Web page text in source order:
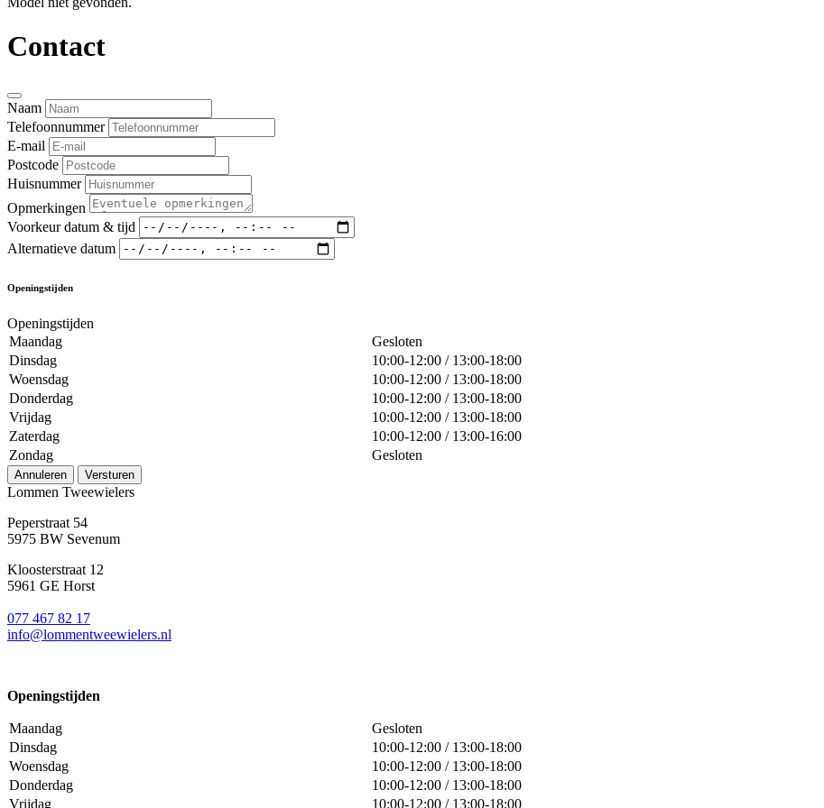
Contact
Naam
Telefoonnummer
E-mail
Postcode
Huisnummer
Opmerkingen
Voorkeur datum & tijd
Alternatieve datum
Openingstijden
Openingstijden
Maandag
Gesloten
Dinsdag
10:00-12:00 / 13:00-18:00
Woensdag
10:00-12:00 / 13:00-18:00
Donderdag
10:00-12:00 / 13:00-18:00
Vrijdag
10:00-12:00 / 13:00-18:00
Zaterdag
10:00-12:00 / 13:00-16:00
Zondag
Gesloten
Annuleren Versturen
Lommen Tweewielers
Peperstraat 54
5975 BW Sevenum
Kloosterstraat 12
5961 GE Horst
077 467 82 17
info@lommentweewielers.nl
Openingstijden
Maandag
Gesloten
Dinsdag
10:00-12:00 / 13:00-18:00
Woensdag
10:00-12:00 / 13:00-18:00
Donderdag
10:00-12:00 / 13:00-18:00
Vrijdag
10:00-12:00 / 13:00-18:00